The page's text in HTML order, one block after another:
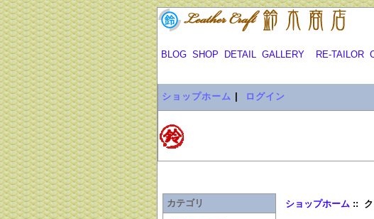
BLOG SHOP DETAIL GALLERY RE-TAILOR
ショップホーム ログイン
カテゴリ ショップホーム :: ク